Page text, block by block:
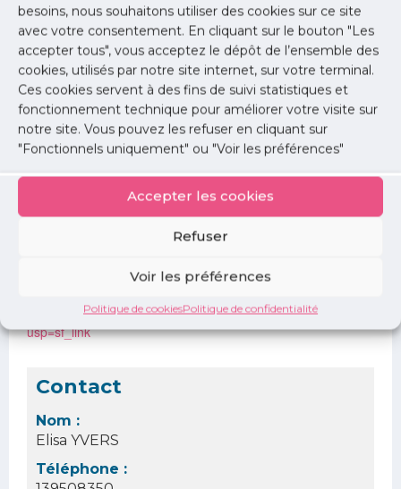
besoins, nous souhaitons utiliser des cookies sur ce site
avec votre consentement. En cliquant sur le bouton "Les
accepter tous", vous acceptez le dépôt de l’ensemble des
cookies, utilisés par notre site internet, sur votre terminal.
Ces cookies servent à des fins de suivi statistiques et
fonctionnement technique pour améliorer votre visite sur
notre site. Vous pouvez les refuser en cliquant sur
"Fonctionnels uniquement" ou "Voir les préférences"
Accepter les cookies
Refuser
Voir les préférences
Politique de cookiesPolitique de confidentialité
Informations
Date :
jeudi 07 mars 2024
Horaire :
17H à 19H
Lieu :
Institut MGEN de La Verrière Pôle Médecine
SSR Avenue de Montfort 78320 LA VERRIÈRE
Nous vous invitons à vous inscrire d'ores et déjà en cliquant
https://docs.google.com/forms/d/e/
usp=sf_link
Contact
Nom :
Elisa YVERS
Téléphone :